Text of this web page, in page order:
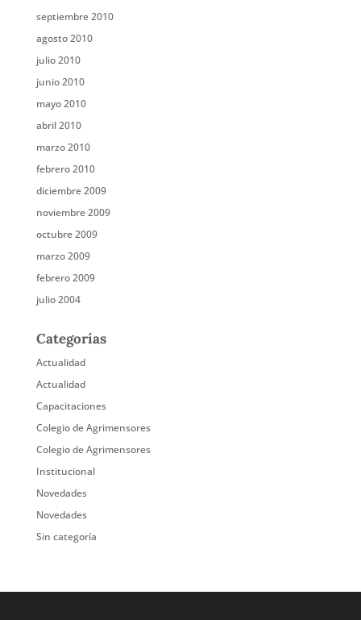
septiembre 2010
agosto 2010
julio 2010
junio 2010
mayo 2010
abril 2010
marzo 2010
febrero 2010
diciembre 2009
noviembre 2009
octubre 2009
marzo 2009
febrero 2009
julio 2004
Categorías
Actualidad
Actualidad
Capacitaciones
Colegio de Agrimensores
Colegio de Agrimensores
Institucional
Novedades
Novedades
Sin categoría